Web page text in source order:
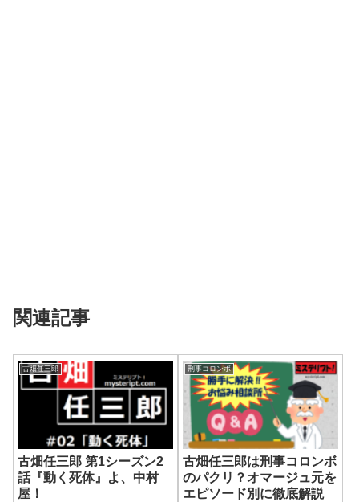
関連記事
古畑任三郎
古畑任三郎 第1シーズン2
話『動く死体』よ、中村
屋！
刑事コロンボ
古畑任三郎は刑事コロンボ
のパクリ？オマージュ元を
エピソード別に徹底解説